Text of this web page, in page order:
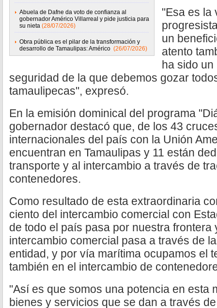
Abuela de Dafne da voto de confianza al
gobernador Américo Villarreal y pide justicia para
su nieta (28/07/2026)
Obra pública es el pilar de la transformación y
desarrollo de Tamaulipas: Américo (26/07/2026)
"Esa es la
un
atento
ha sido
seguridad de la que debemos gozar
tamaulipecas", expresó.
En la emisión dominical del programa
gobernador destacó que, de los 43
internacionales del país con la Unión
encuentran en Tamaulipas y 11 están
transporte y al intercambio a través de
contenedores.
Como resultado de esta extraordinaria
ciento del intercambio comercial con
de todo el país pasa por nuestra frontera
intercambio comercial pasa a través de
entidad, y por vía marítima ocupamos el
también en el intercambio de
"Así es que somos una potencia en esta
bienes y servicios que se dan a través